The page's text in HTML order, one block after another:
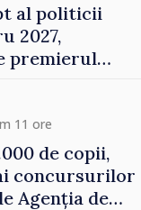
al politicii
2027,
premierul
viciile și
11 ore
de copii,
concursurilor
Agenția de